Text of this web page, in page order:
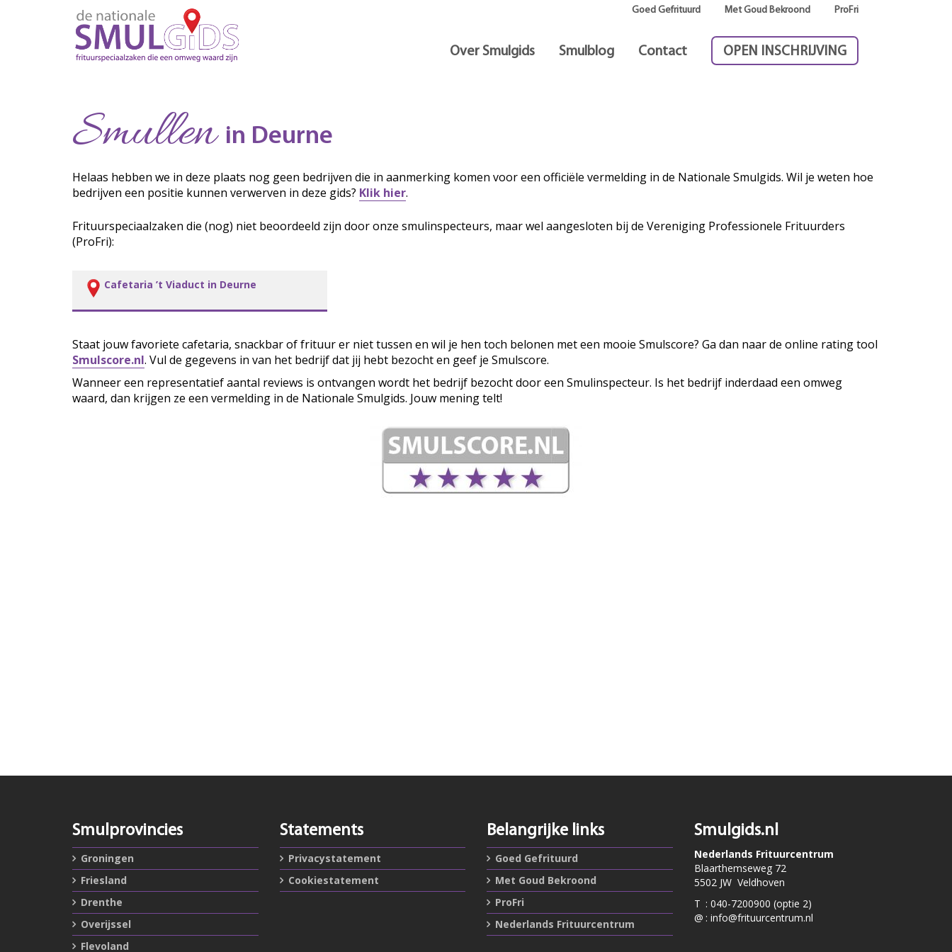
Goed Gefrituurd Met Goud Bekroond ProFri
Over Smulgids Smulblog Contact OPEN INSCHRIJVING
Smullenin Deurne
Helaas hebben we in deze plaats nog geen bedrijven die in aanmerking komen voor een officiële vermelding in de Nationale Smulgids. Wil je weten hoe
bedrijven een positie kunnen verwerven in deze gids? Klik hier.
Frituurspeciaalzaken die (nog) niet beoordeeld zijn door onze smulinspecteurs, maar wel aangesloten bij de Vereniging Professionele Frituurders
(ProFri):
Cafetaria ’t Viaduct in Deurne
Staat jouw favoriete cafetaria, snackbar of frituur er niet tussen en wil je hen toch belonen met een mooie Smulscore? Ga dan naar de online rating tool
Smulscore.nl. Vul de gegevens in van het bedrijf dat jij hebt bezocht en geef je Smulscore.
Wanneer een representatief aantal reviews is ontvangen wordt het bedrijf bezocht door een Smulinspecteur. Is het bedrijf inderdaad een omweg
waard, dan krijgen ze een vermelding in de Nationale Smulgids. Jouw mening telt!
Smulprovincies
Groningen
Friesland
Drenthe
Overijssel
Flevoland
Statements
Privacystatement
Cookiestatement
Belangrijke links
Goed Gefrituurd
Met Goud Bekroond
ProFri
Nederlands Frituurcentrum
Smulgids.nl
Nederlands Frituurcentrum
Blaarthemseweg 72
5502 JW Veldhoven
T : 040-7200900 (optie 2)
@ : info@frituurcentrum.nl